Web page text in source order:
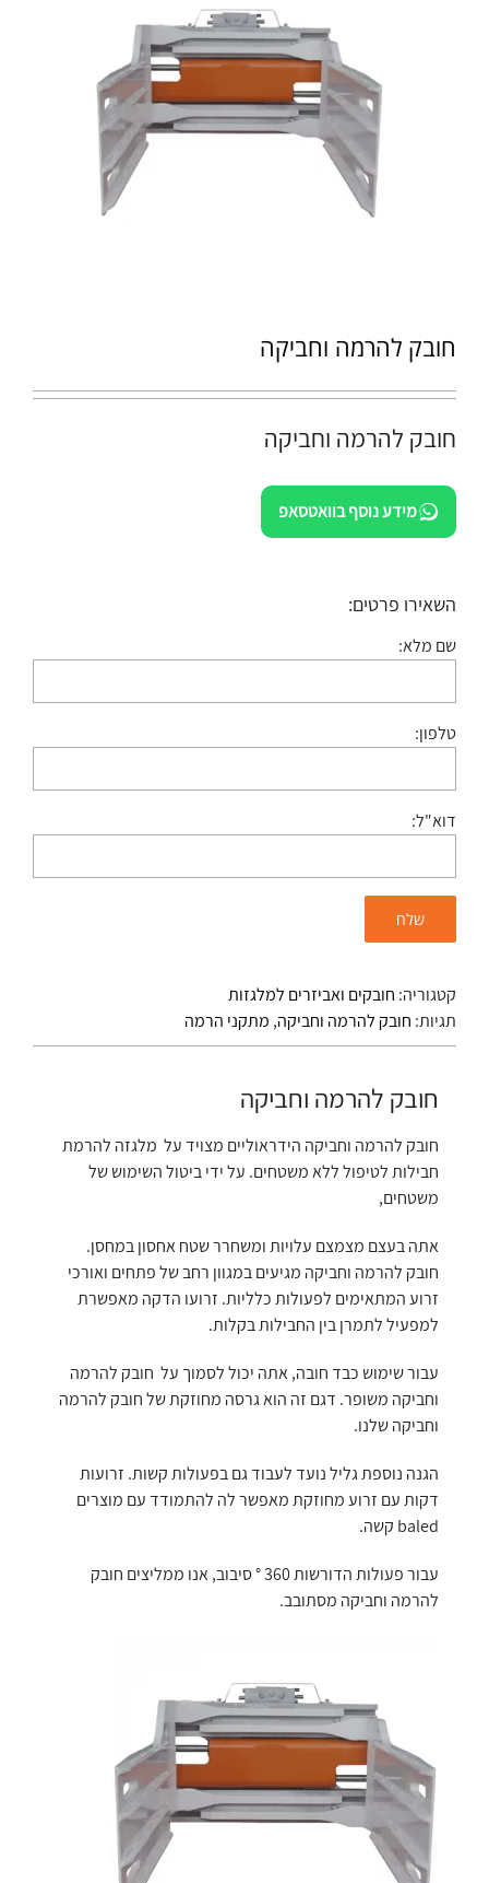
חובק להרמה וחביקה
חובק להרמה וחביקה
מידע נוסף בוואטסאפ
השאירו פרטים:
שם מלא:
טלפון:
דוא"ל:
קטגוריה: חובקים ואביזרים למלגזות
תגיות: חובק להרמה וחביקה, מתקני הרמה
חובק להרמה וחביקה
חובק להרמה וחביקה הידראוליים מצויד על מלגזה להרמת
חבילות לטיפול ללא משטחים. על ידי ביטול השימוש של
משטחים,
אתה בעצם מצמצם עלויות ומשחרר שטח אחסון במחסן.
חובק להרמה וחביקה מגיעים במגוון רחב של פתחים ואורכי
זרוע המתאימים לפעולות כלליות. זרועו הדקה מאפשרת
למפעיל לתמרן בין החבילות בקלות.
עבור שימוש כבד חובה, אתה יכול לסמוך על חובק להרמה
וחביקה משופר. דגם זה הוא גרסה מחוזקת של חובק להרמה
וחביקה שלנו.
הגנה נוספת גליל נועד לעבוד גם בפעולות קשות. זרועות
דקות עם זרוע מחוזקת מאפשר לה להתמודד עם מוצרים
baled קשה.
עבור פעולות הדורשות 360 ° סיבוב, אנו ממליצים חובק
להרמה וחביקה מסתובב.